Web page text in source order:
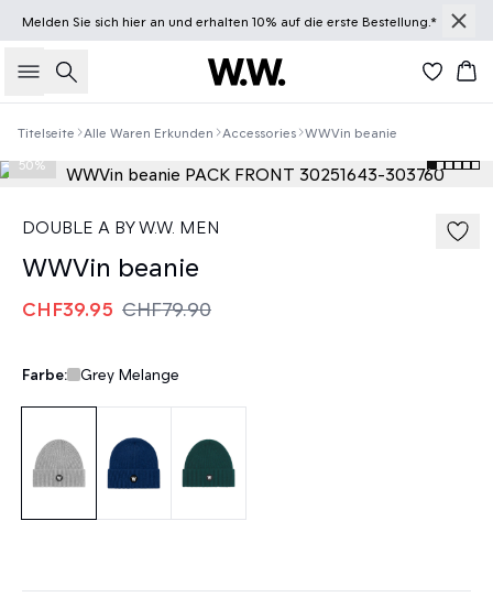
Melden Sie sich hieran und erhalten 10% auf die erste Bestellung.*
Suche
Titelseite Alle Waren Erkunden Accessories WWVin beanie
50%
DOUBLE A BY W.W. MEN
WWVin beanie
CHF39.95 CHF79.90
Farbe: Grey Melange